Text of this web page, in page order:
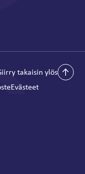
takaisin ylös
Evästeet